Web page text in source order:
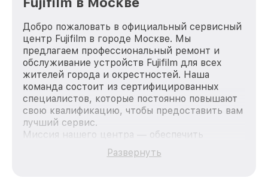
Добро пожаловать в официальный сервисный
центр Fujifilm в городе Москве. Мы
предлагаем профессиональный ремонт и
обслуживание устройств Fujifilm для всех
жителей города и окрестностей. Наша
команда состоит из сертифицированных
специалистов, которые постоянно повышают
свою квалификацию, чтобы предоставить вам
лучший сервис.
Миссия нашего центра — обеспечить
качественный и доступный ремонт для
каждого пользователя продукции Fujifilm, вне
Развернуть